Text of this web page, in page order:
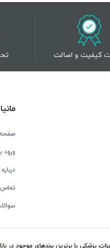
کیفیت و اصالت
تماس
پزشکی با برترین برندهای موجود در